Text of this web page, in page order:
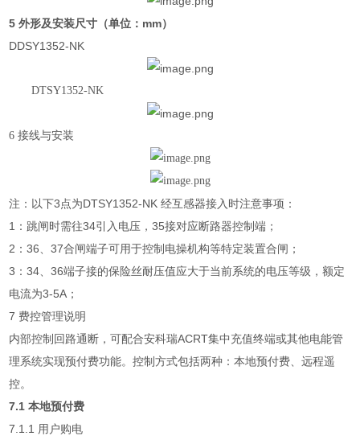
5 外形及安装尺寸（单位：mm）
DDSY1352-NK
DTSY1352-NK
6 接线与安装
注：以下3点为DTSY1352-NK 经互感器接入时注意事项：
1：跳闸时需往34引入电压，35接对应断路器控制端；
2：36、37合闸端子可用于控制电操机构等特定装置合闸；
3：34、36端子接的保险丝耐压值应大于当前系统的电压等级，额定
电流为3-5A；
7 费控管理说明
内部控制回路通断，可配合安科瑞ACRT集中充值终端或其他电能管
理系统实现预付费功能。控制方式包括两种：本地预付费、远程遥
控。
7.1 本地预付费
7.1.1 用户购电